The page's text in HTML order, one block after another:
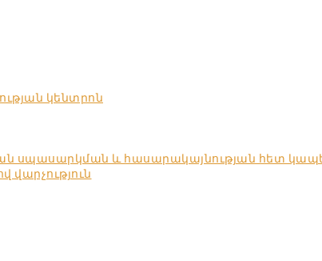
կենտրոն
սպասարկման և հասարակայնության հետ